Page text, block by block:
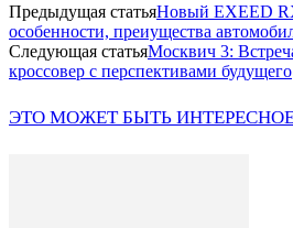
Предыдущая статьяНовый EXEED
особенности, преиущества
Следующая статьяМосквич 3:
кроссовер с перспективами будущего
ЭТО МОЖЕТ БЫТЬ ИНТЕРЕСНО